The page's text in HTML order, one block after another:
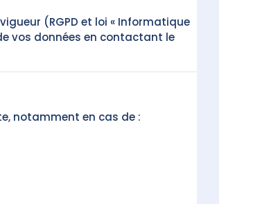
(RGPD et loi « Informatique
vos données en contactant le
notamment en cas de :